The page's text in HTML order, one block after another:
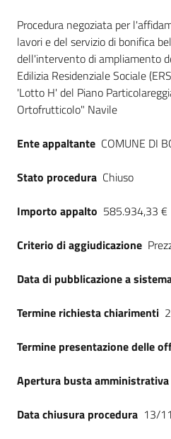
Dati del bando
Procedura negoziata per
lavori e del servizio di bonifica
dell'intervento di ampliamento
Edilizia Residenziale Sociale
'Lotto H' del Piano
Ortofrutticolo" Navile
Ente appaltante COMUNE DI
Stato procedura Chiuso
Importo appalto 585.934,33 €
Criterio di aggiudicazione
Data di pubblicazione a
Termine richiesta chiarimenti
Termine presentazione delle
Apertura busta amministrativa
Data chiusura procedura 13/